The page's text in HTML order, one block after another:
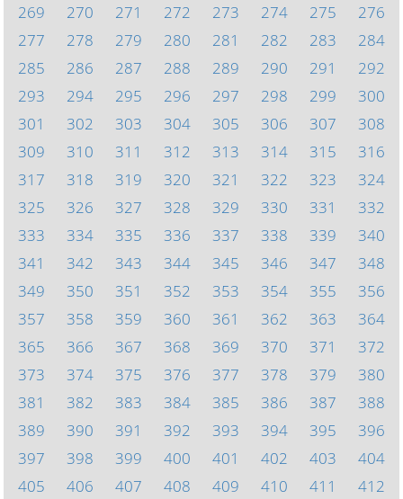
269
270 271 272 273 274 275
276
277
278 279 280 281 282 283
284
285
286 287 288 289 290 291
292
293
294 295 296 297 298 299
300
301
302 303 304 305 306 307
308
309
310 311 312 313 314 315
316
317
318 319 320 321 322 323
324
325
326 327 328 329 330 331
332
333
334 335 336 337 338 339
340
341
342 343 344 345 346 347
348
349
350 351 352 353 354 355
356
357
358 359 360 361 362 363
364
365
366 367 368 369 370 371
372
373
374 375 376 377 378 379
380
381
382 383 384 385 386 387
388
389
390 391 392 393 394 395
396
397
398 399 400 401 402 403
404
405
406 407 408 409 410 411 412